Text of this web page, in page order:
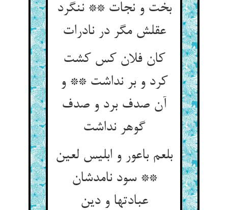
بخت و نجات ** ننگرد
عقلش مگر در نادرات
کان فلان کس کشت
کرد و بر نداشت ** و
آن صدف برد و صدف
گوهر نداشت
بلعم باعور و ابلیس لعین
** سود نامدشان
عبادتها و دین